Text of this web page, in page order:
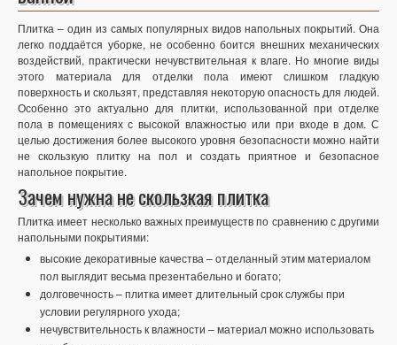
Плитка – один из самых популярных видов напольных покрытий. Она
легко поддаётся уборке, не особенно боится внешних механических
воздействий, практически нечувствительная к влаге. Но многие виды
этого материала для отделки пола имеют слишком гладкую
поверхность и скользят, представляя некоторую опасность для людей.
Особенно это актуально для плитки, использованной при отделке
пола в помещениях с высокой влажностью или при входе в дом. С
целью достижения более высокого уровня безопасности можно найти
не скользкую плитку на пол и создать приятное и безопасное
напольное покрытие.
Зачем нужна не скользкая плитка
Плитка имеет несколько важных преимуществ по сравнению с другими
напольными покрытиями:
высокие декоративные качества – отделанный этим материалом
пол выглядит весьма презентабельно и богато;
долговечность – плитка имеет длительный срок службы при
условии регулярного ухода;
нечувствительность к влажности – материал можно использовать